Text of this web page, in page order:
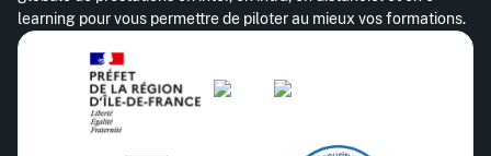
learning pour vous permettre de piloter au mieux vos formations.